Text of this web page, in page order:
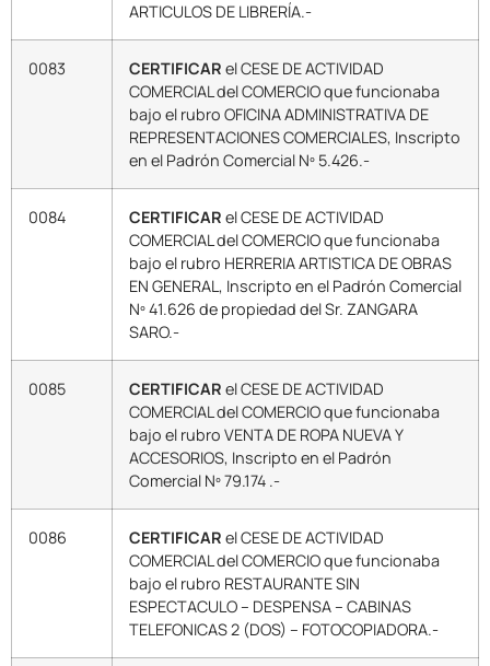
ARTICULOS DE LIBRERÍA.-
0083 CERTIFICAR el CESE DE ACTIVIDAD
COMERCIAL del COMERCIO que funcionaba
bajo el rubro OFICINA ADMINISTRATIVA DE
REPRESENTACIONES COMERCIALES, Inscripto
en el Padrón Comercial Nº 5.426.-
0084 CERTIFICAR el CESE DE ACTIVIDAD
COMERCIAL del COMERCIO que funcionaba
bajo el rubro HERRERIA ARTISTICA DE OBRAS
EN GENERAL, Inscripto en el Padrón Comercial
Nº 41.626 de propiedad del Sr. ZANGARA
SARO.-
0085 CERTIFICAR el CESE DE ACTIVIDAD
COMERCIAL del COMERCIO que funcionaba
bajo el rubro VENTA DE ROPA NUEVA Y
ACCESORIOS, Inscripto en el Padrón
Comercial Nº 79.174 .-
0086 CERTIFICAR el CESE DE ACTIVIDAD
COMERCIAL del COMERCIO que funcionaba
bajo el rubro RESTAURANTE SIN
ESPECTACULO – DESPENSA – CABINAS
TELEFONICAS 2 (DOS) – FOTOCOPIADORA.-